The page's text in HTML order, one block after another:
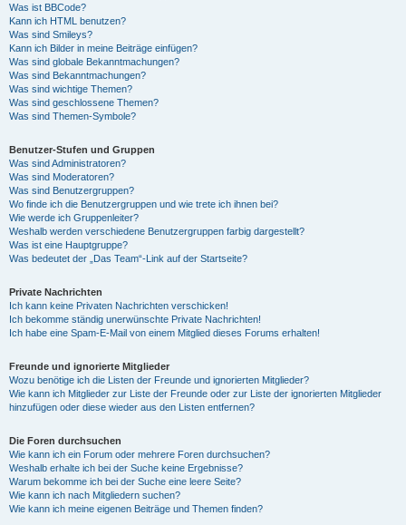
Was ist BBCode?
Kann ich HTML benutzen?
Was sind Smileys?
Kann ich Bilder in meine Beiträge einfügen?
Was sind globale Bekanntmachungen?
Was sind Bekanntmachungen?
Was sind wichtige Themen?
Was sind geschlossene Themen?
Was sind Themen-Symbole?
Benutzer-Stufen und Gruppen
Was sind Administratoren?
Was sind Moderatoren?
Was sind Benutzergruppen?
Wo finde ich die Benutzergruppen und wie trete ich ihnen bei?
Wie werde ich Gruppenleiter?
Weshalb werden verschiedene Benutzergruppen farbig dargestellt?
Was ist eine Hauptgruppe?
Was bedeutet der „Das Team“-Link auf der Startseite?
Private Nachrichten
Ich kann keine Privaten Nachrichten verschicken!
Ich bekomme ständig unerwünschte Private Nachrichten!
Ich habe eine Spam-E-Mail von einem Mitglied dieses Forums erhalten!
Freunde und ignorierte Mitglieder
Wozu benötige ich die Listen der Freunde und ignorierten Mitglieder?
Wie kann ich Mitglieder zur Liste der Freunde oder zur Liste der ignorierten Mitglieder
hinzufügen oder diese wieder aus den Listen entfernen?
Die Foren durchsuchen
Wie kann ich ein Forum oder mehrere Foren durchsuchen?
Weshalb erhalte ich bei der Suche keine Ergebnisse?
Warum bekomme ich bei der Suche eine leere Seite?
Wie kann ich nach Mitgliedern suchen?
Wie kann ich meine eigenen Beiträge und Themen finden?